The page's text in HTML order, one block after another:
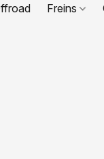
Freins